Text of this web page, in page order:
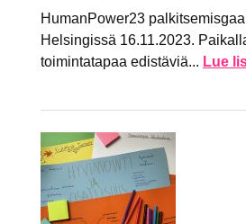
HumanPower23
Helsingissä 16.11.2023.
toimintatapaa edistäviä... Lue